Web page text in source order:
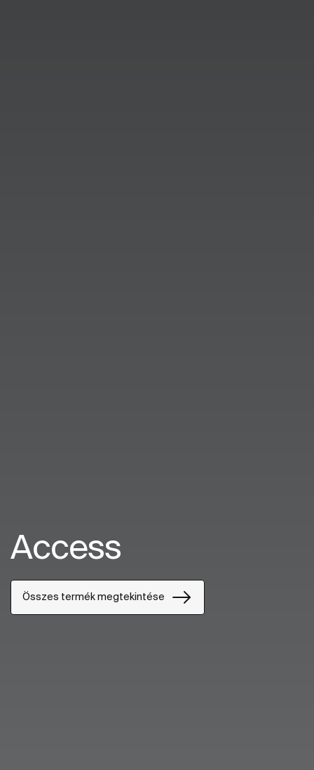
Access
Összes termék megtekintése